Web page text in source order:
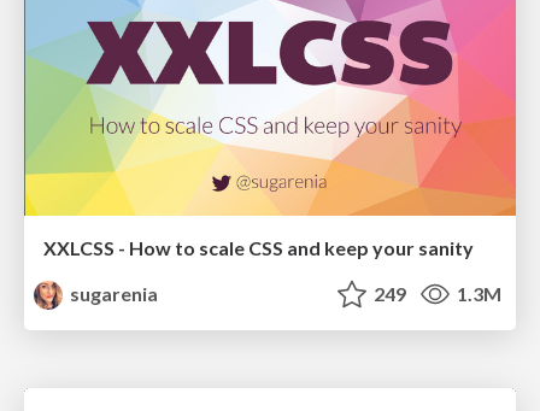
XXLCSS - How to scale CSS and keep your sanity
sugarenia
249 1.3M